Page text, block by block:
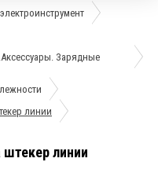
Зарядные
линии
штекер линии